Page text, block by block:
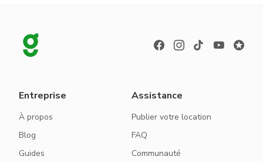
Entreprise
À propos
Blog
Guides
Assistance
Publier votre location
FAQ
Communauté